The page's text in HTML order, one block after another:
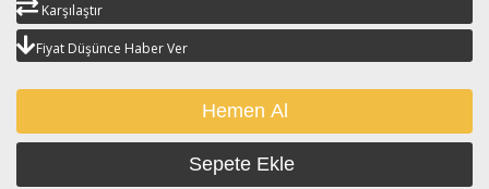
Karşılaştır
Fiyat Düşünce Haber Ver